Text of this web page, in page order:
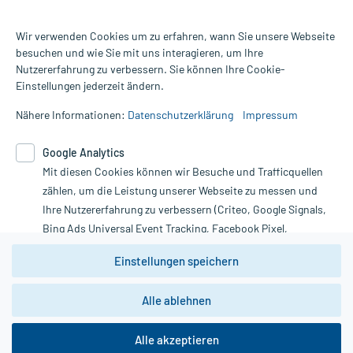
Alle Preise gelten inkl. MwSt., ggf. zzgl. Versandkosten
Informationen auf dieser Website werden ausschließlich für
die Untersuchung und Behandlung durch einen Arzt. Bitte
Therapien eingeleitet werden können. | Diese Webseite benutzt
Google Analytics. Lesen Sie bitte dazu die wichtigen Hinweise in
unserer Datenschutzerklärung. Für den Widerruf einer Bestellung
nutzen Sie das Formular:
Vertrag widerrufen
*Hinweise zu unseren Aktionen und Bewertungen
Wir verwenden Cookies um zu erfahren, wann Sie unsere Webseite
besuchen und wie Sie mit uns interagieren, um Ihre
Nutzererfahrung zu verbessern. Sie können Ihre Cookie-
Einstellungen jederzeit ändern.
Nähere Informationen: Datenschutzerklärung Impressum
Google Analytics
Mit diesen Cookies können wir Besuche und Trafficquellen
zählen, um die Leistung unserer Webseite zu messen und
Ihre Nutzererfahrung zu verbessern (Criteo, Google Signals,
Bing Ads Universal Event Tracking, Facebook Pixel,
Youtube-Social Plugin).
Wir weisen darauf hin, dass die
zwingend den Europäischen Anforderungen gem. EU-
DSGVO genügen und ein Datentransfer in Drittstaaten bzw.
Daten dort verarbeitet werden, kann nicht geprüft und
Einstellungen speichern
Alle ablehnen
Alle akzeptieren